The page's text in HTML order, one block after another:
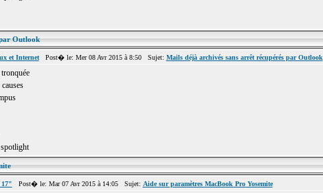
Outlook
et InternetPost� le: Mer 08 Avr 2015 à 8:50 Sujet: Mails déjà archivés sans arrêt récupérés par Outlook
17" Post� le: Mar 07 Avr 2015 à 14:05 Sujet: Aide sur paramètres MacBook Pro Yosemite